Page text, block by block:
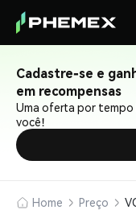
Cadastre-se e
em recompensas
Uma oferta por
você!
Home Preço